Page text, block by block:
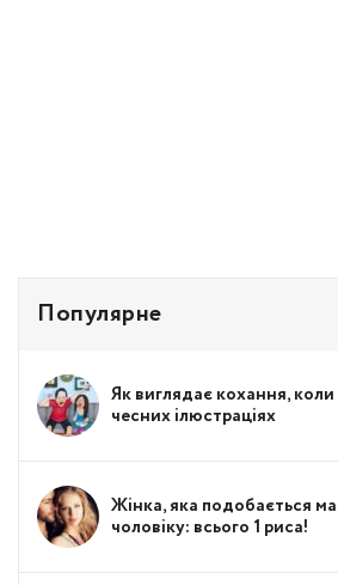
Популярне
Як виглядає кохання, коли
чесних ілюстраціях
Жінка, яка подобається
чоловіку: всього 1 риса!